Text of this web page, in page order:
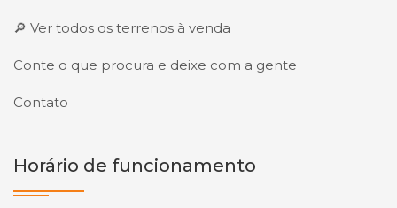
🔎 Ver todos os terrenos à venda
Conte o que procura e deixe com a gente
Contato
Horário de funcionamento